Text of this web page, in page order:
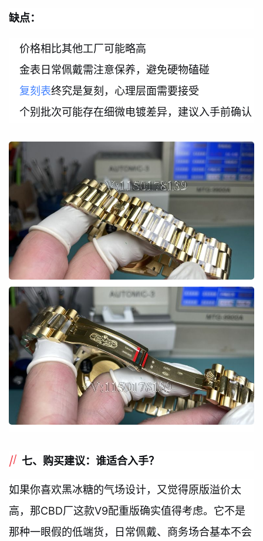
缺点：
价格相比其他工厂可能略高
金表日常佩戴需注意保养，避免硬物磕碰
复刻表终究是复刻，心理层面需要接受
个别批次可能存在细微电镀差异，建议入手前确认
七、购买建议：谁适合入手？
如果你喜欢黑冰糖的气场设计，又觉得原版溢价太
高，那CBD厂这款V9配重版确实值得考虑。它不是
那种一眼假的低端货，日常佩戴、商务场合基本不会